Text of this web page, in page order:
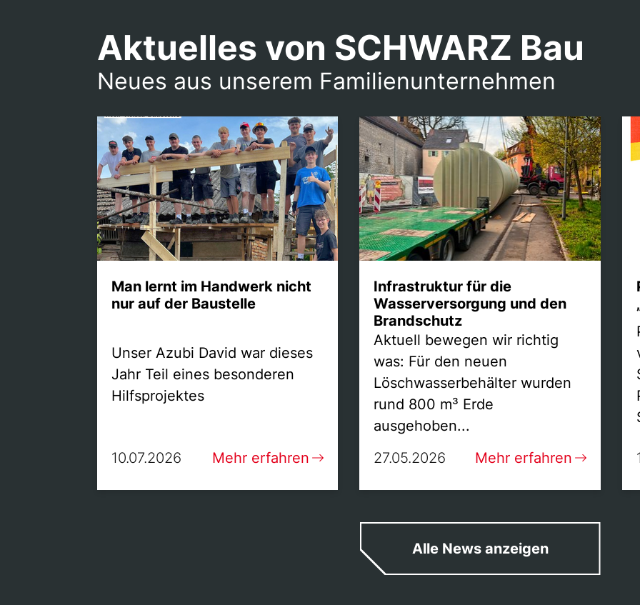
Aktuelles von SCHWARZ Bau
Neues aus unserem Familienunternehmen
Man lernt im Handwerk nicht
nur auf der Baustelle
Unser Azubi David war dieses
Jahr Teil eines besonderen
Hilfsprojektes
10.07.2026 Mehr erfahren
Infrastruktur für die
Wasserversorgung und den
Brandschutz
Aktuell bewegen wir richtig
was: Für den neuen
Löschwasserbehälter wurden
rund 800 m³ Erde
ausgehoben...
27.05.2026
Mehr erfahren
Alle News anzeigen